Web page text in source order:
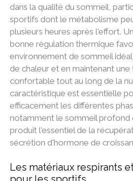
dans la qualité du sommeil,
sportifs dont le métabolisme
plusieurs heures après l'effort.
bonne régulation thermique
environnement de sommeil
de chaleur et en maintenant
confortable tout au long de la
caractéristique est essentielle
efficacement les différentes
notamment le sommeil profond
produit l'essentiel de la
sécrétion d'hormone de
Les matériaux respirants